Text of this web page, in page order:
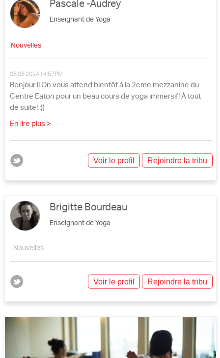
Pascale -Audrey
Enseignant de Yoga
Nouvelles
06.06.2024 | 4:57PM
Bonjour !! On vous attend bientôt à la 2eme mezzanine du
Centre Eaton pour un beau cours de yoga immersif! À tout
de suite! :))
En lire plus >
Voir le profil Rejoindre la tribu
Brigitte Bourdeau
Enseignant de Yoga
Nouvelles
Voir le profil Rejoindre la tribu